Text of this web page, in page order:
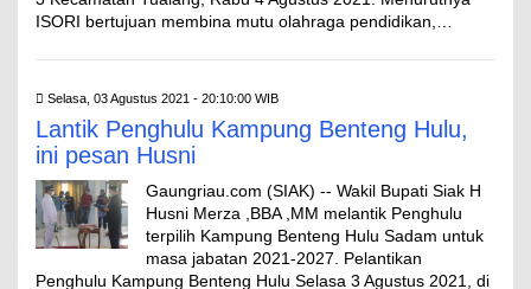
ISORI bertujuan membina mutu olahraga pendidikan,…
Selasa, 03 Agustus 2021 - 20:10:00 WIB
Lantik Penghulu Kampung Benteng Hulu,
ini pesan Husni
Gaungriau.com (SIAK) -- Wakil Bupati Siak H
Husni Merza ,BBA ,MM melantik Penghulu
terpilih Kampung Benteng Hulu Sadam untuk
masa jabatan 2021-2027. Pelantikan
Penghulu Kampung Benteng Hulu Selasa 3 Agustus 2021, di